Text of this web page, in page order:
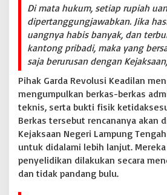
Di mata hukum, setiap rupiah
dipertanggungjawabkan. Jika
uangnya habis banyak, dan
kantong pribadi, maka yang
saja berurusan dengan
Pihak Garda Revolusi Keadilan
mengumpulkan berkas-berkas
teknis, serta bukti fisik
Berkas tersebut rencananya akan
Kejaksaan Negeri Lampung
untuk didalami lebih lanjut.
penyelidikan dilakukan secara
dan tidak pandang bulu.